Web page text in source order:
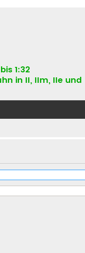
1:32
in II, IIm, IIe